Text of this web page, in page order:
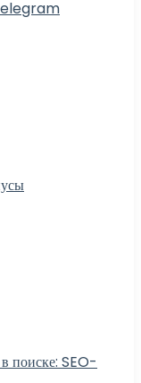
поиске: SEO-